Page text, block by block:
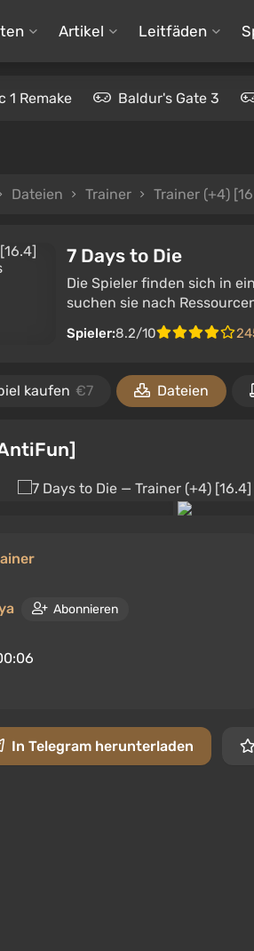
Artikel Leitfäden
1 Remake Baldur's Gate 3
Dateien Trainer Trainer (+4)
7 Days to Die
Die Spieler finden sich in
suchen sie nach
Spieler:8.2/10
kaufen €7 Dateien
Abonnieren
In Telegram herunterladen